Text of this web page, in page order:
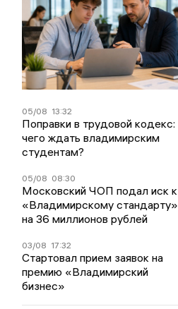
05/08 13:32
Поправки в трудовой кодекс:
чего ждать владимирским
студентам?
05/08 08:30
Московский ЧОП подал иск к
«Владимирскому стандарту»
на 36 миллионов рублей
03/08 17:32
Стартовал прием заявок на
премию «Владимирский
бизнес»